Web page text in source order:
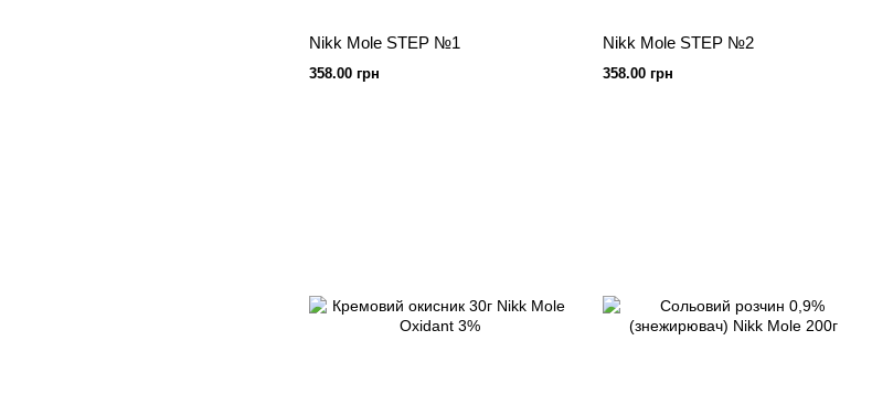
Nikk Mole STEP №1
358.00 грн
Nikk Mole STEP №2
358.00 грн